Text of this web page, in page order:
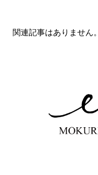
関連記事はありません。